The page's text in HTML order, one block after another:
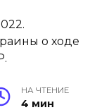
НА ЧТЕНИЕ
4 мин